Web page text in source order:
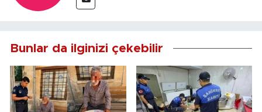
Bunlar da ilginizi çekebilir